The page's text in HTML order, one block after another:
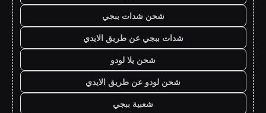
شحن شدات ببجي
شدات ببجي عن طريق الايدي
شحن يلا لودو
شحن لودو عن طريق الايدي
شعبية ببجي